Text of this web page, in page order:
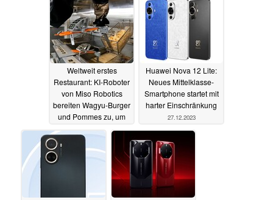
Weltweit erstes
Restaurant: KI-Roboter
von Miso Robotics
bereiten Wagyu-Burger
und Pommes zu, um
Lohnkosten zu senken
27.12.2023
Huawei Nova 12 Lite:
Neues Mittelklasse-
Smartphone startet mit
harter Einschränkung
27.12.2023